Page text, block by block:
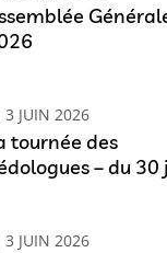
3 JUIN 2026
tournée des
– du 30
3 JUIN 2026